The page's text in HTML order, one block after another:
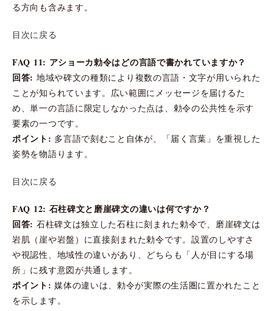
る方向も含みます。
目次に戻る
FAQ 11: アショーカ勅令はどの言語で書かれていますか？
回答: 地域や碑文の種類により複数の言語・文字が用いられた
ことが知られています。広い範囲にメッセージを届けるた
め、単一の言語に限定しなかった点は、勅令の公共性を示す
要素の一つです。
ポイント: 多言語で刻むこと自体が、「届く言葉」を重視した
姿勢を物語ります。
目次に戻る
FAQ 12: 石柱碑文と磨崖碑文の違いは何ですか？
回答: 石柱碑文は独立した石柱に刻まれた勅令で、磨崖碑文は
岩肌（崖や岩盤）に直接刻まれた勅令です。設置のしやすさ
や視認性、地域性の違いがあり、どちらも「人が目にする場
所」に残す意図が共通します。
ポイント: 媒体の違いは、勅令が実際の生活圏に置かれたこと
を示します。